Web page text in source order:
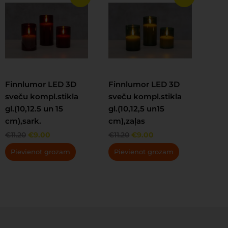
Finnlumor LED 3D
sveču kompl.stikla
gl.(10,12.5 un 15
cm),sark.
€11.20
€11.20.
€9.00
Pievienot grozam
Finnlumor LED 3D
sveču kompl.stikla
gl.(10,12,5 un15
cm),zaļas
€11.20
€11.20.
€9.00
Pievienot grozam